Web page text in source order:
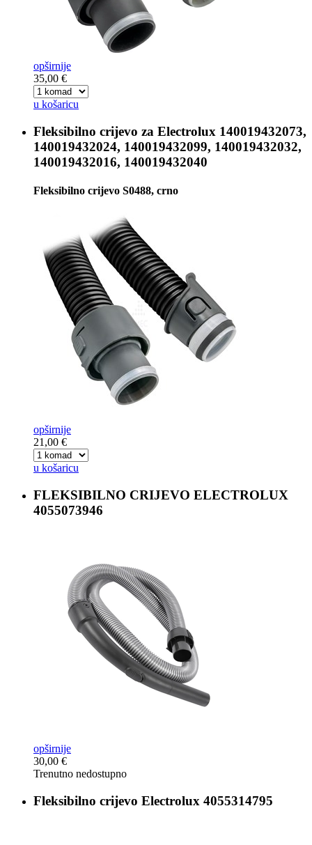
opširnije
35,00 €
u košaricu
Fleksibilno crijevo za Electrolux 140019432073,
140019432024, 140019432099, 140019432032,
140019432016, 140019432040
Fleksibilno crijevo S0488, crno
opširnije
21,00 €
u košaricu
FLEKSIBILNO CRIJEVO ELECTROLUX
4055073946
opširnije
30,00 €
Trenutno nedostupno
Fleksibilno crijevo Electrolux 4055314795